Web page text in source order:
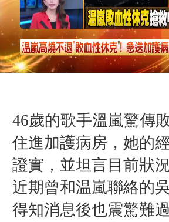
46歲的歌手溫嵐驚傳
住進加護病房，她的
證實，並坦言目前狀
近期曾和温嵐聯絡的
得知消息後也震驚難